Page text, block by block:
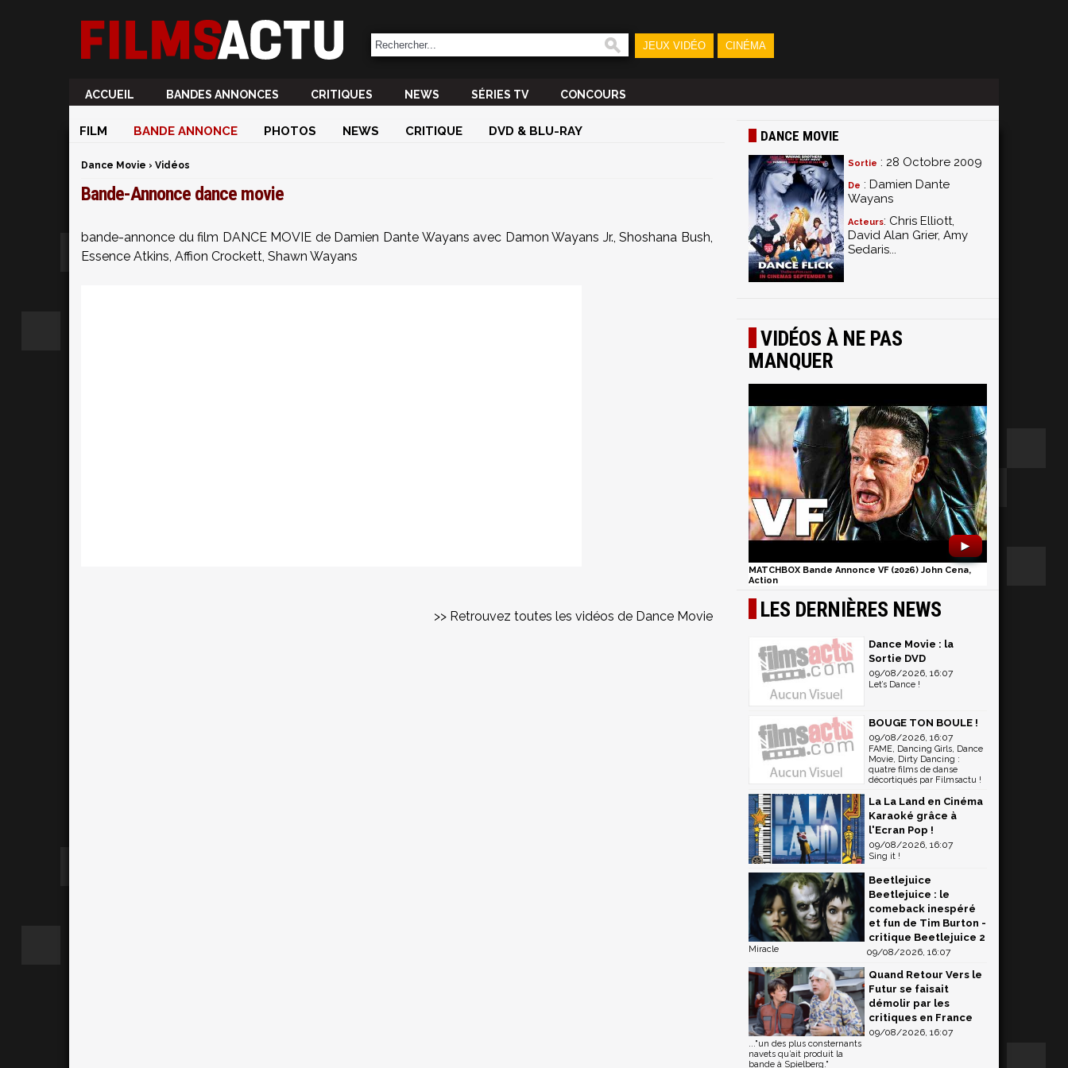
JEUX VIDÉO CINÉMA
ACCUEIL BANDES ANNONCES CRITIQUES NEWS SÉRIES TV CONCOURS
FILM BANDE ANNONCE PHOTOS NEWS CRITIQUE DVD & BLU-RAY
Dance Movie › Vidéos
Bande-Annonce dance movie
bande-annonce du film DANCE MOVIE de Damien Dante Wayans avec Damon Wayans Jr., Shoshana Bush,
Essence Atkins, Affion Crockett, Shawn Wayans
>> Retrouvez toutes les vidéos de Dance Movie
DANCE MOVIE
Sortie : 28 Octobre 2009
De : Damien Dante
Wayans
Acteurs: Chris Elliott,
David Alan Grier, Amy
Sedaris...
VIDÉOS À NE PAS
MANQUER
►
MATCHBOX Bande Annonce VF (2026) John Cena,
Action
LES DERNIÈRES NEWS
Dance Movie : la
Sortie DVD
09/08/2026, 16:07
Let’s Dance !
BOUGE TON BOULE !
09/08/2026, 16:07
FAME, Dancing Girls, Dance
Movie, Dirty Dancing :
quatre films de danse
décortiqués par Filmsactu !
La La Land en Cinéma
Karaoké grâce à
l'Ecran Pop !
09/08/2026, 16:07
Sing it !
Beetlejuice
Beetlejuice : le
comeback inespéré
et fun de Tim Burton -
critique Beetlejuice 2
09/08/2026, 16:07
Miracle
Quand Retour Vers le
Futur se faisait
démolir par les
critiques en France
09/08/2026, 16:07
..."un des plus consternants
navets qu’ait produit la
bande à Spielberg."